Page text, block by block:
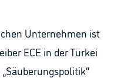
Unternehmen ist
ECE in der Türkei